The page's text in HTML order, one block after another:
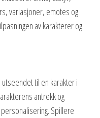
variasjoner, emotes og
av karakterer og
til en karakter i
antrekk og
Spillere